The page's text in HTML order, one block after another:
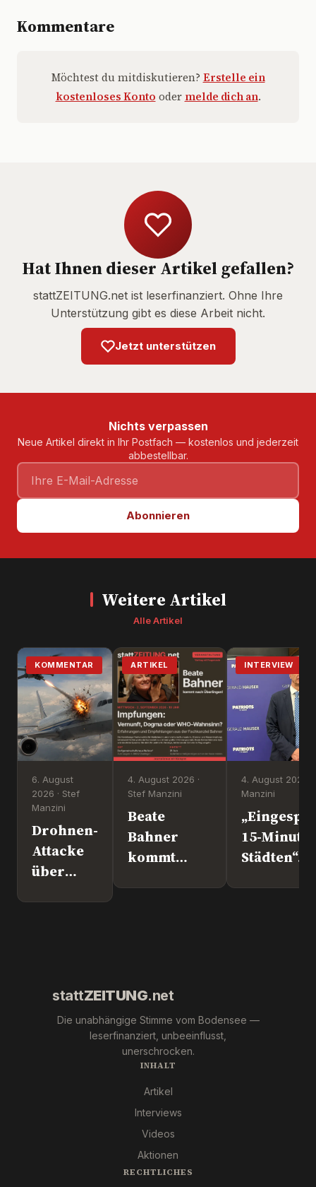
Kommentare
Möchtest du mitdiskutieren? Erstelle ein
kostenloses Konto oder melde dich an.
Hat Ihnen dieser Artikel gefallen?
stattZEITUNG.net ist leserfinanziert. Ohne Ihre
Unterstützung gibt es diese Arbeit nicht.
Jetzt unterstützen
Nichts verpassen
Neue Artikel direkt in Ihr Postfach — kostenlos und jederzeit
abbestellbar.
Abonnieren
Weitere Artikel
Alle Artikel
KOMMENTAR
6. August
2026 · Stef
Manzini
Drohnen-
Attacke
über
ARTIKEL
4. August 2026 ·
Stef Manzini
Beate
Bahner
kommt
INTERVIEW
4. August 2026 ·
Manzini
15-
Städten“.
stattZEITUNG.net
Die unabhängige Stimme vom Bodensee —
leserfinanziert, unbeeinflusst,
unerschrocken.
INHALT
Artikel
Interviews
Videos
Aktionen
RECHTLICHES